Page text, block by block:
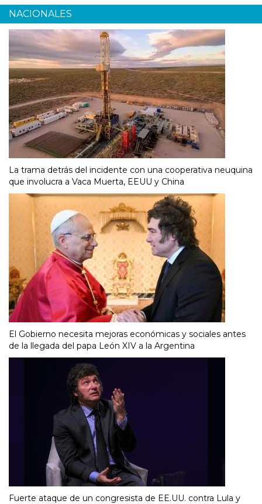
NACIONALES
La trama detrás del incidente con una cooperativa neuquina
que involucra a Vaca Muerta, EEUU y China
El Gobierno necesita mejoras económicas y sociales antes
de la llegada del papa León XIV a la Argentina
Fuerte ataque de un congresista de EE.UU. contra Lula y